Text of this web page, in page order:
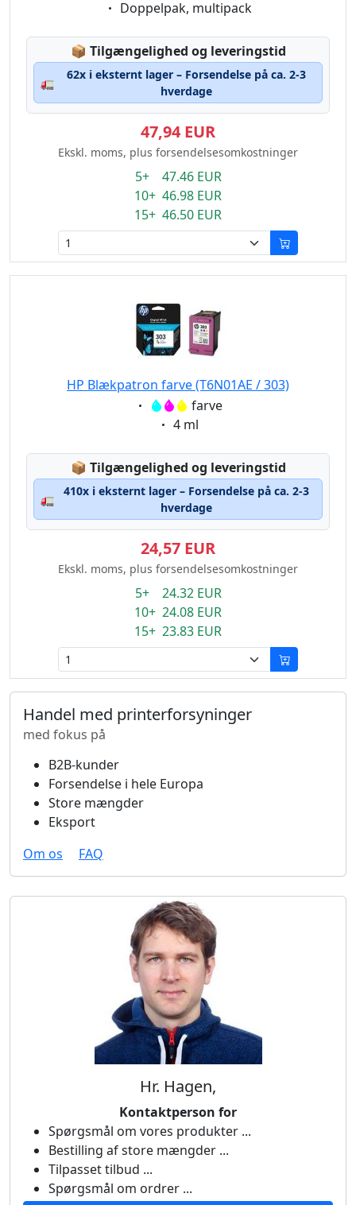
Eigenschaft:
Doppelpak, multipack
📦 Lagerstatus:
Tilgængelighed og leveringstid
🚛
62x i eksternt lager – Forsendelse på ca. 2-3
hverdage
47,94 EUR
Ekskl. moms, plus forsendelsesomkostninger
5+ 47.46 EUR
10+ 46.98 EUR
15+ 46.50 EUR
HP Blækpatron farve (T6N01AE / 303)
Eigenschaft:farve
Eigenschaft:
4 ml
📦 Lagerstatus:
Tilgængelighed og leveringstid
🚛
410x i eksternt lager – Forsendelse på ca. 2-3
hverdage
24,57 EUR
Ekskl. moms, plus forsendelsesomkostninger
5+ 24.32 EUR
10+ 24.08 EUR
15+ 23.83 EUR
Handel med printerforsyninger
med fokus på
B2B-kunder
Forsendelse i hele Europa
Store mængder
Eksport
Om os
FAQ
Hr. Hagen,
Kontaktperson for
Spørgsmål om vores produkter ...
Bestilling af store mængder ...
Tilpasset tilbud ...
Spørgsmål om ordrer ...